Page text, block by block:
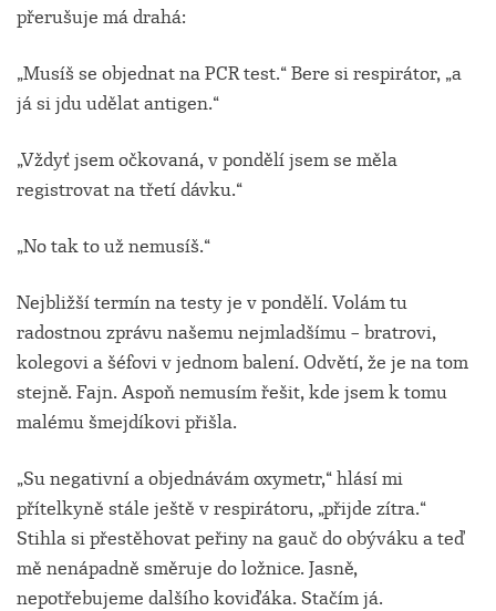
přerušuje má drahá:
„Musíš se objednat na PCR test.“ Bere si respirátor, „a
já si jdu udělat antigen.“
„Vždyť jsem očkovaná, v pondělí jsem se měla
registrovat na třetí dávku.“
„No tak to už nemusíš.“
Nejbližší termín na testy je v pondělí. Volám tu
radostnou zprávu našemu nejmladšímu – bratrovi,
kolegovi a šéfovi v jednom balení. Odvětí, že je na tom
stejně. Fajn. Aspoň nemusím řešit, kde jsem k tomu
malému šmejdíkovi přišla.
„Su negativní a objednávám oxymetr,“ hlásí mi
přítelkyně stále ještě v respirátoru, „přijde zítra.“
Stihla si přestěhovat peřiny na gauč do obýváku a teď
mě nenápadně směruje do ložnice. Jasně,
nepotřebujeme dalšího koviďáka. Stačím já.